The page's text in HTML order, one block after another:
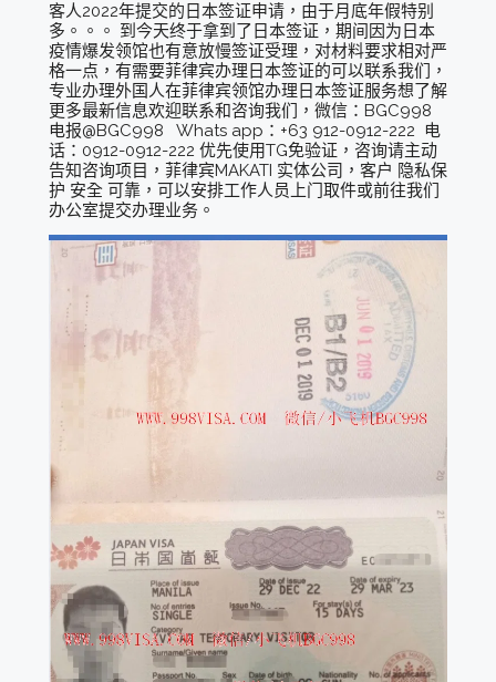
客人2022年提交的日本签证申请，由于月底年假特别
多。。。 到今天终于拿到了日本签证，期间因为日本
疫情爆发领馆也有意放慢签证受理，对材料要求相对严
格一点，有需要菲律宾办理日本签证的可以联系我们，
专业办理外国人在菲律宾领馆办理日本签证服务想了解
更多最新信息欢迎联系和咨询我们，微信：BGC998
电报@BGC998 Whats app：+63 912-0912-222 电
话：0912-0912-222 优先使用TG免验证，咨询请主动
告知咨询项目，菲律宾MAKATI 实体公司，客户 隐私保
护 安全 可靠，可以安排工作人员上门取件或前往我们
办公室提交办理业务。